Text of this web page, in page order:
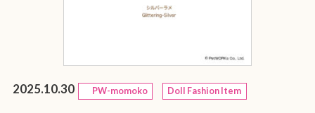
2025.10.30 PW-momoko Doll Fashion Item